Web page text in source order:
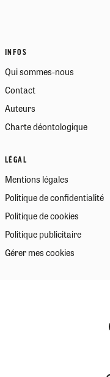
INFOS
Qui sommes-nous
Contact
Auteurs
Charte déontologique
LÉGAL
Mentions légales
Politique de confidentialité
Politique de cookies
Politique publicitaire
Gérer mes cookies